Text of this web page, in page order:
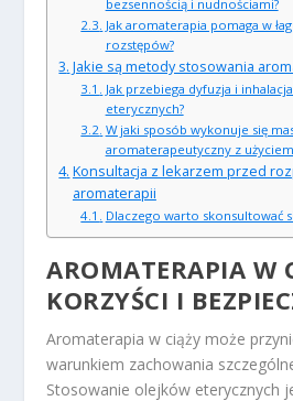
bezsennością i nudnościami?
Jak aromaterapia pomaga w
rozstępów?
Jakie są metody stosowania
Jak przebiega dyfuzja i
eterycznych?
W jaki sposób wykonuje się
aromaterapeutyczny z
Konsultacja z lekarzem przed
aromaterapii
Dlaczego warto skonsultować
AROMATERAPIA W
KORZYŚCI I
Aromaterapia w ciąży może
warunkiem zachowania
Stosowanie olejków eterycznych